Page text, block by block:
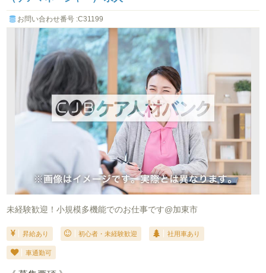
お問い合わせ番号 :C31199
未経験歓迎！小規模多機能でのお仕事です@加東市
昇給あり 初心者・未経験歓迎 社用車あり
車通勤可